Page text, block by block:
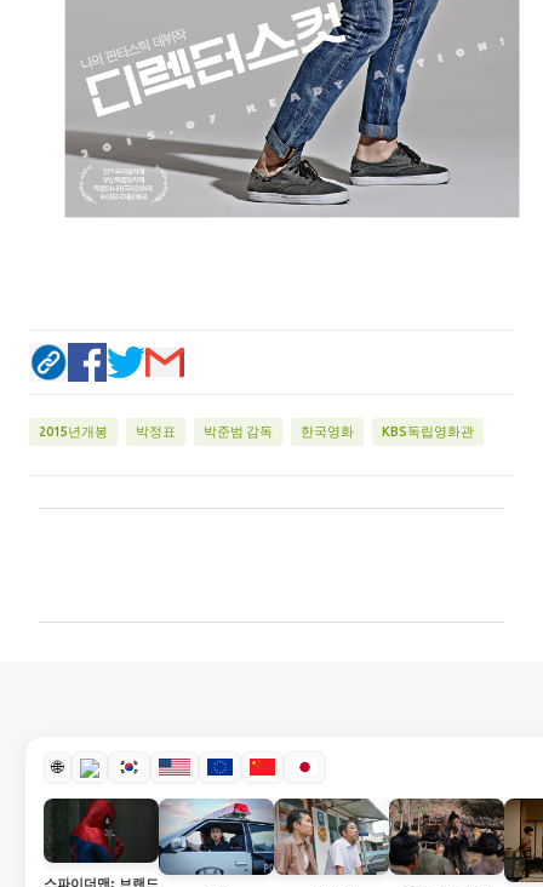
2015년개봉 박정표 박준범 감독 한국영화 KBS독립영화관
🌐
스파이더맨: 브랜드